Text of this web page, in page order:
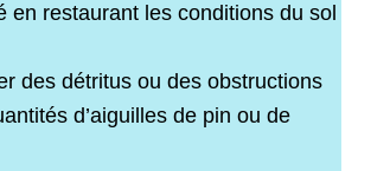
restaurant les conditions du sol
des détritus ou des obstructions
d’aiguilles de pin ou de